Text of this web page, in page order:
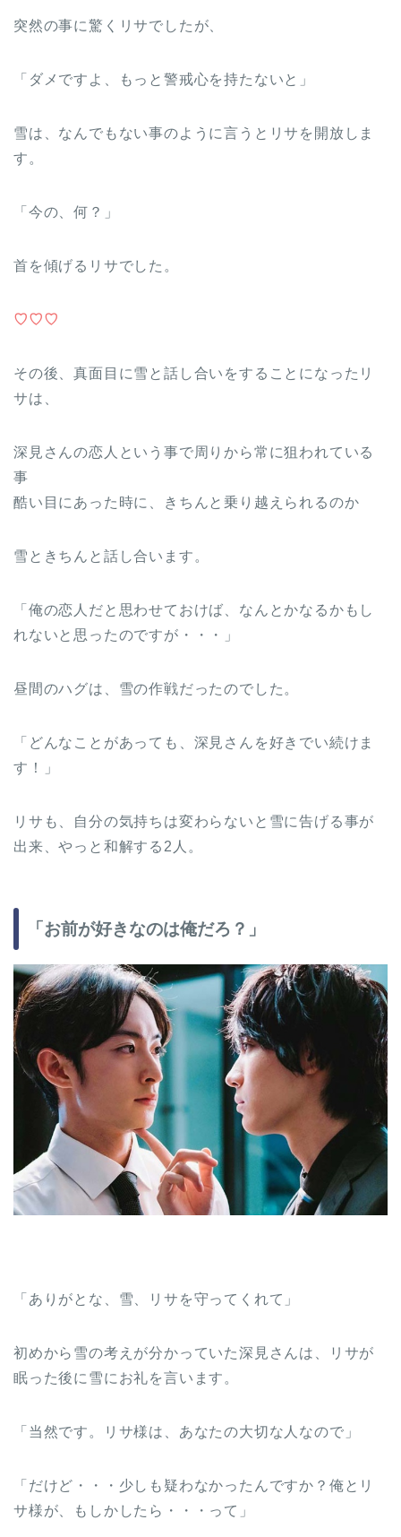
突然の事に驚くリサでしたが、
「ダメですよ、もっと警戒心を持たないと」
雪は、なんでもない事のように言うとリサを開放しま
す。
「今の、何？」
首を傾げるリサでした。
♡♡♡
その後、真面目に雪と話し合いをすることになったリ
サは、
深見さんの恋人という事で周りから常に狙われている
事
酷い目にあった時に、きちんと乗り越えられるのか
雪ときちんと話し合います。
「俺の恋人だと思わせておけば、なんとかなるかもし
れないと思ったのですが・・・」
昼間のハグは、雪の作戦だったのでした。
「どんなことがあっても、深見さんを好きでい続けま
す！」
リサも、自分の気持ちは変わらないと雪に告げる事が
出来、やっと和解する2人。
「お前が好きなのは俺だろ？」
「ありがとな、雪、リサを守ってくれて」
初めから雪の考えが分かっていた深見さんは、リサが
眠った後に雪にお礼を言います。
「当然です。リサ様は、あなたの大切な人なので」
「だけど・・・少しも疑わなかったんですか？俺とリ
サ様が、もしかしたら・・・って」